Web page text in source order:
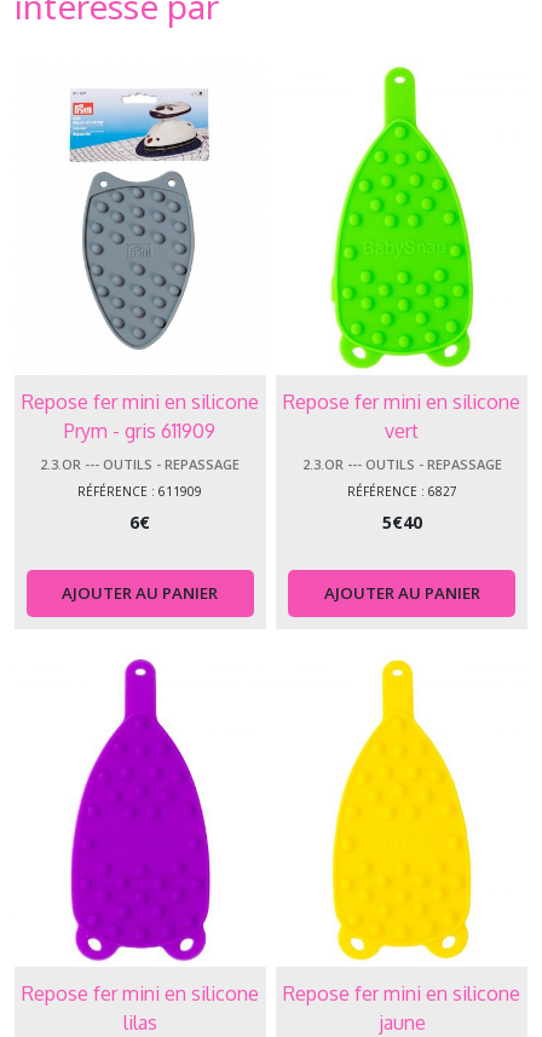
Repose fer mini en silicone
Prym - gris 611909
2.3.OR --- OUTILS - REPASSAGE
RÉFÉRENCE : 611909
6€
AJOUTER AU PANIER
Repose fer mini en silicone
vert
2.3.OR --- OUTILS - REPASSAGE
RÉFÉRENCE : 6827
5€40
AJOUTER AU PANIER
Repose fer mini en silicone
lilas
Repose fer mini en silicone
jaune